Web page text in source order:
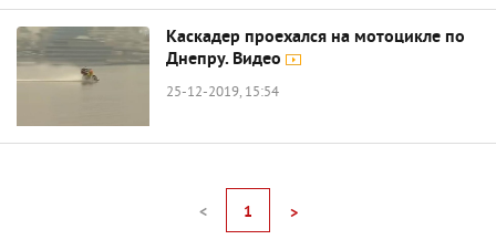
Каскадер проехался на мотоцикле по
Днепру. Видео
25-12-2019, 15:54
< 1 >